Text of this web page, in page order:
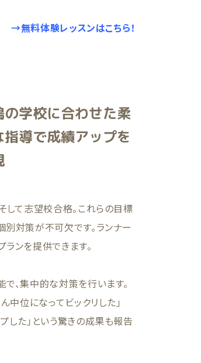
→無料体験レッスンはこちら！
の学校に合わせた柔
指導で成績アップを
して志望校合格。これらの目標
対策が不可欠です。ランナー
ンを提供できます。
、集中的な対策を行います。
中位になってビックリした」
した」という驚きの成果も報告